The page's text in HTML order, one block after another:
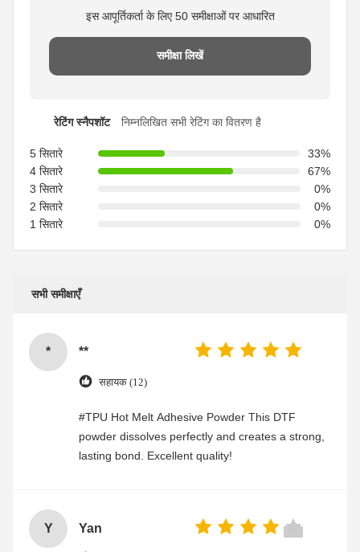
इस आपूर्तिकर्ता के लिए 50 समीक्षाओं पर आधारित
समीक्षा लिखें
रेटिंग स्नैपशॉट निम्नलिखित सभी रेटिंग का वितरण है
5 सितारे
33%
4 सितारे
67%
3 सितारे
0%
2 सितारे
0%
1 सितारे
0%
सभी समीक्षाएँ
* **
सहायक (12)
#TPU Hot Melt Adhesive Powder This DTF
powder dissolves perfectly and creates a strong,
lasting bond. Excellent quality!
Y Yan